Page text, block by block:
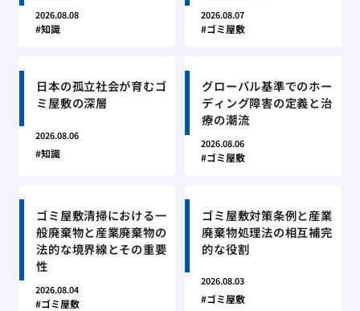
2026.08.08
知識
2026.08.07
ゴミ屋敷
日本の孤立社会が育むゴ
ミ屋敷の深層
2026.08.06
知識
グローバル基準でのホー
ディング障害の定義と治
療の潮流
2026.08.06
ゴミ屋敷
ゴミ屋敷清掃における一
般廃棄物と産業廃棄物の
法的な境界線とその重要
性
2026.08.04
ゴミ屋敷
ゴミ屋敷対策条例と産業
廃棄物処理法の相互補完
的な役割
2026.08.03
ゴミ屋敷